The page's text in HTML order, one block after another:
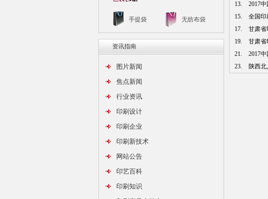
手提袋 无纺布袋
资讯指南
图片新闻
焦点新闻
行业资讯
印刷设计
印刷企业
印刷新技术
网站公告
印艺百科
印刷知识
13.
2017
15.
全国印
17.
甘肃省
19.
甘肃省
21.
2017
23.
陕西